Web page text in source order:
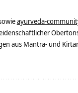
ayurveda-
aus Mantra- und